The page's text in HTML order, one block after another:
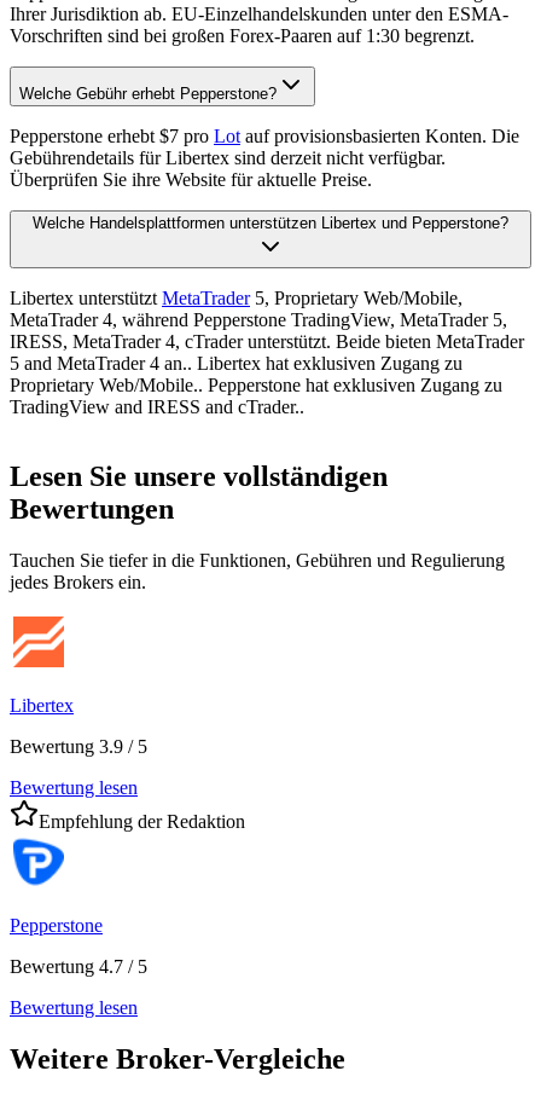
Ihrer Jurisdiktion ab. EU-Einzelhandelskunden unter den ESMA-
Vorschriften sind bei großen Forex-Paaren auf 1:30 begrenzt.
Welche Gebühr erhebt Pepperstone?
Pepperstone erhebt $7 pro Lot auf provisionsbasierten Konten. Die
Gebührendetails für Libertex sind derzeit nicht verfügbar.
Überprüfen Sie ihre Website für aktuelle Preise.
Welche Handelsplattformen unterstützen Libertex und Pepperstone?
Libertex unterstützt MetaTrader5, Proprietary Web/Mobile,
MetaTrader 4, während Pepperstone TradingView, MetaTrader 5,
IRESS, MetaTrader 4, cTrader unterstützt. Beide bieten MetaTrader
5 and MetaTrader 4 an.. Libertex hat exklusiven Zugang zu
Proprietary Web/Mobile.. Pepperstone hat exklusiven Zugang zu
TradingView and IRESS and cTrader..
Lesen Sie unsere vollständigen
Bewertungen
Tauchen Sie tiefer in die Funktionen, Gebühren und Regulierung
jedes Brokers ein.
Libertex
Bewertung 3.9 / 5
Bewertung lesen
Empfehlung der Redaktion
Pepperstone
Bewertung 4.7 / 5
Bewertung lesen
Weitere Broker-Vergleiche